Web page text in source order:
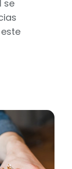
se